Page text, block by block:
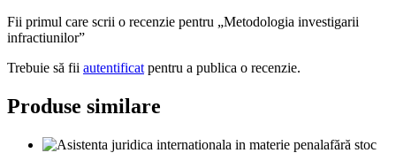
Fii primul care scrii o recenzie pentru „Metodologia investigarii
infractiunilor”
Trebuie să fii autentificat pentru a publica o recenzie.
Produse similare
fără stoc